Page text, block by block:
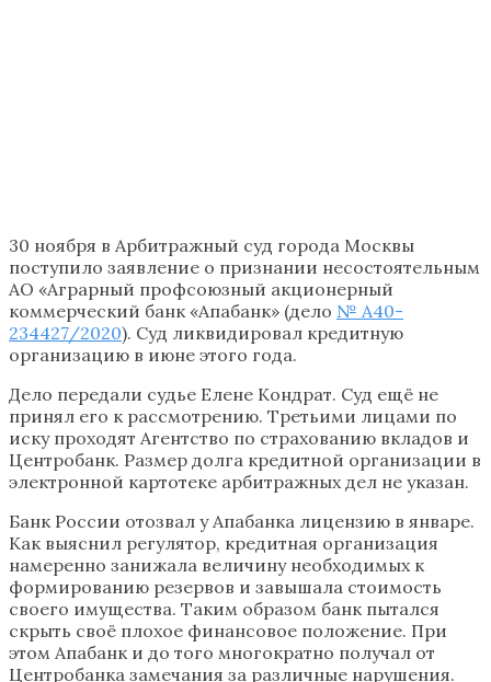
30 ноября в Арбитражный суд города Москвы
поступило заявление о признании несостоятельным
АО «Аграрный профсоюзный акционерный
коммерческий банк «Апабанк» (дело № А40-
234427/2020). Суд ликвидировал кредитную
организацию в июне этого года.
Дело передали судье Елене Кондрат. Суд ещё не
принял его к рассмотрению. Третьими лицами по
иску проходят Агентство по страхованию вкладов и
Центробанк. Размер долга кредитной организации в
электронной картотеке арбитражных дел не указан.
Банк России отозвал у Апабанка лицензию в январе.
Как выяснил регулятор, кредитная организация
намеренно занижала величину необходимых к
формированию резервов и завышала стоимость
своего имущества. Таким образом банк пытался
скрыть своё плохое финансовое положение. При
этом Апабанк и до того многократно получал от
Центробанка замечания за различные нарушения.